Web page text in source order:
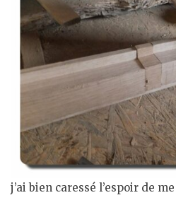
j’ai bien caressé l’espoir de